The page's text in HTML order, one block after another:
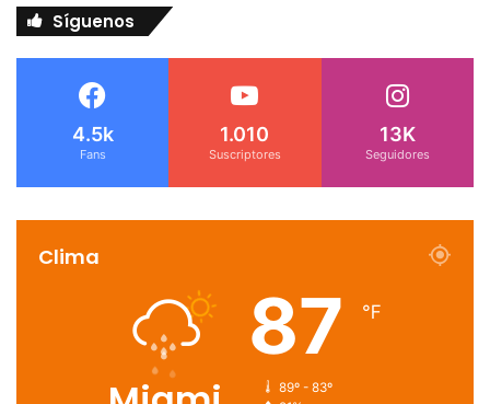
Síguenos
4.5k
Fans
1.010
Suscriptores
13K
Seguidores
Clima
87 ℉
89º - 83º